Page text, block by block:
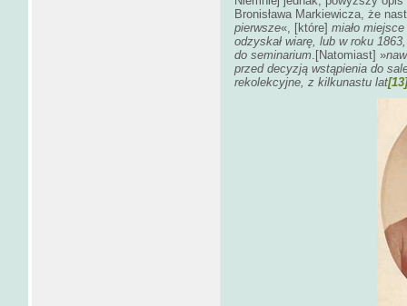
Bronisława Markiewicza, że
pierwsze«, [które] miało miejsce
odzyskał wiarę, lub w roku
do seminarium.[Natomiast] »
przed decyzją wstąpienia do
rekolekcyjne, z kilkunastu lat[13]